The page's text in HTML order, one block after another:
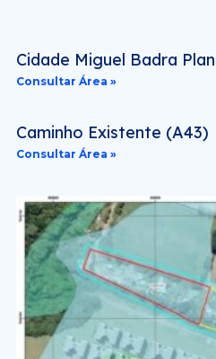
Cidade Miguel Badra
Consultar Área »
Caminho Existente (A43)
Consultar Área »